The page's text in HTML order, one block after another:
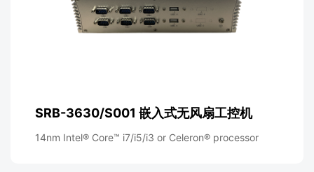
SRB-3630/S001 嵌入式无风扇工控机
14nm Intel® Core™ i7/i5/i3 or Celeron® processor